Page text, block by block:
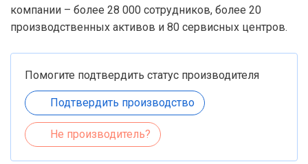
компании – более 28 000 сотрудников, более 20
производственных активов и 80 сервисных центров.
Помогите подтвердить статус производителя
Подтвердить производство
Не производитель?